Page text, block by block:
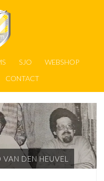
SJO
WEBSHOP
CONTACT
DEN HEUVEL